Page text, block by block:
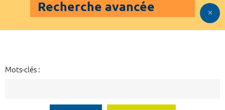
Recherche avancée
Mots-clés :